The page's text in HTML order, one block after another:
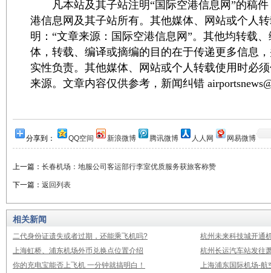
凡本站及其子站注明“国际空港信息网”的稿件
港信息网及其子站所有。其他媒体、网站或个人
明：“文章来源：国际空港信息网”。其他均转载
体，转载、编译或摘编的目的在于传递更多信息
实性负责。其他媒体、网站或个人转载使用时必
来源。文章内容仅供参考，新闻纠错
分享到： QQ空间 新浪微博 腾讯微博 人人网 网易微博
上一篇： 长春机场：地服公司客运部行李室优质服务获旅客称赞
下一篇： 返回列表
相关新闻
二代身份证遗失或者过期，还能乘飞机吗?
杭州未来科技城开通
上海虹桥、浦东机场外币兑换点位置介绍
杭州长运汽车站发往
你的充电宝能否上飞机 一分钟就搞明白！
上海浦东国际机场-航